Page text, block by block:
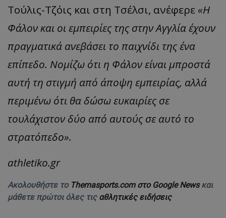
Τούλις-Τζόις και στη Τσέλσι, ανέφερε «Η
Φάλον και οι εμπειρίες της στην Αγγλία έχουν
πραγματικά ανεβάσει το παιχνίδι της ένα
επίπεδο. Νομίζω ότι η Φάλον είναι μπροστά
αυτή τη στιγμή από άποψη εμπειρίας, αλλά
περιμένω ότι θα δώσω ευκαιρίες σε
τουλάχιστον δύο από αυτούς σε αυτό το
στρατόπεδο».
athletiko.gr
Ακολουθήστε το Themasports.com στο Google Newsκαι
μάθετε πρώτοι όλες τις αθλητικές ειδήσεις